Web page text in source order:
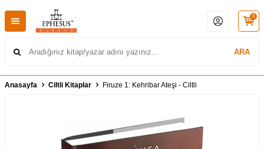
ARA
0
Anasayfa Ciltli Kitaplar Firuze 1: Kehribar Ateşi - Ciltli